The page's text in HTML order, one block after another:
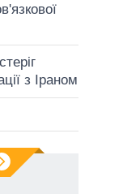
з Іраном